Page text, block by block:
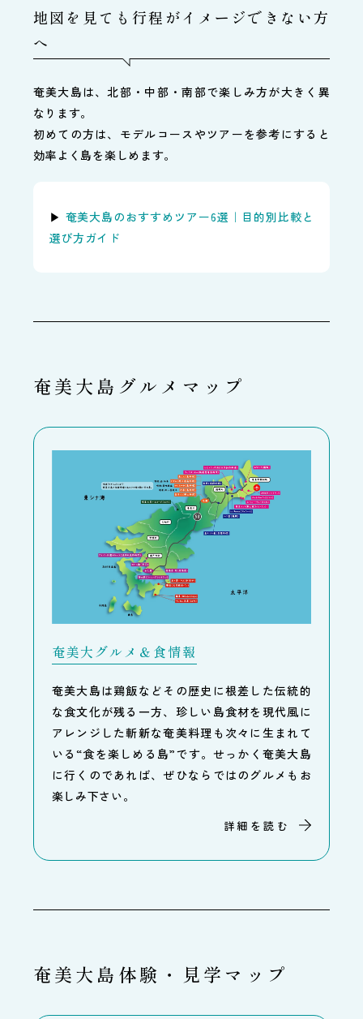
地図を見ても行程がイメージできない方
へ
奄美大島は、北部・中部・南部で楽しみ方が大きく異
なります。
初めての方は、モデルコースやツアーを参考にすると
効率よく島を楽しめます。
▶ 奄美大島のおすすめツアー6選｜目的別比較と
選び方ガイド
奄美大島グルメマップ
奄美大グルメ＆食情報
奄美大島は鶏飯などその歴史に根差した伝統的
な食文化が残る一方、珍しい島食材を現代風に
アレンジした斬新な奄美料理も次々に生まれて
いる“食を楽しめる島”です。せっかく奄美大島
に行くのであれば、ぜひならではのグルメもお
楽しみ下さい。
詳細を読む
奄美大島体験・見学マップ